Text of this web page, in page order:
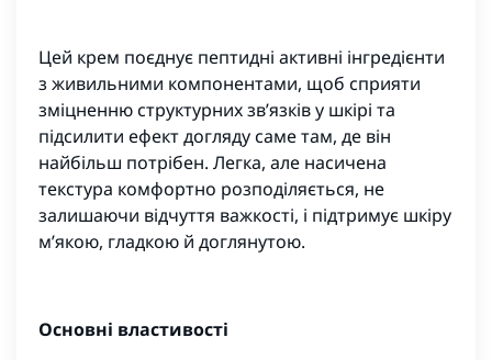
Цей крем поєднує пептидні активні інгредієнти
з живильними компонентами, щоб сприяти
зміцненню структурних зв’язків у шкірі та
підсилити ефект догляду саме там, де він
найбільш потрібен. Легка, але насичена
текстура комфортно розподіляється, не
залишаючи відчуття важкості, і підтримує шкіру
м’якою, гладкою й доглянутою.
Основні властивості